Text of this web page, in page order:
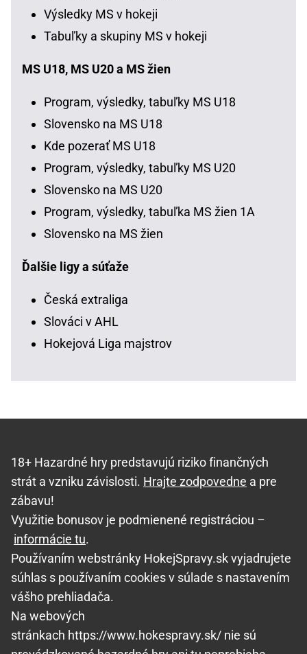
Výsledky MS v hokeji
Tabuľky a skupiny MS v hokeji
MS U18, MS U20 a MS žien
Program, výsledky, tabuľky MS U18
Slovensko na MS U18
Kde pozerať MS U18
Program, výsledky, tabuľky MS U20
Slovensko na MS U20
Program, výsledky, tabuľka MS žien 1A
Slovensko na MS žien
Ďalšie ligy a súťaže
Česká extraliga
Slováci v AHL
Hokejová Liga majstrov
18+ Hazardné hry predstavujú riziko finančných
strát a vzniku závislosti. Hrajte zodpovedne a pre
zábavu!
Využitie bonusov je podmienené registráciou –
informácie tu.
Používaním webstránky HokejSpravy.sk vyjadrujete
súhlas s používaním cookies v súlade s nastavením
vášho prehliadača.
Na webových
stránkach https://www.hokespravy.sk/ nie sú